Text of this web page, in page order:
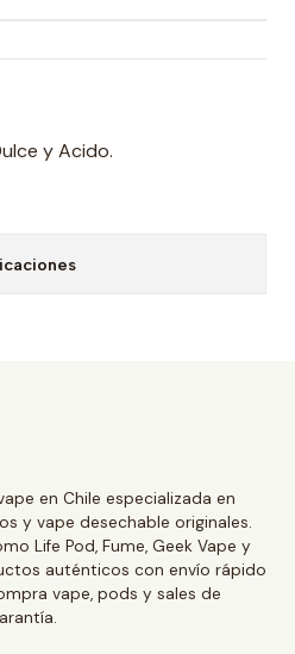
y Acido.
en Chile especializada en
y vape desechable originales.
Life Pod, Fume, Geek Vape y
auténticos con envío rápido
vape, pods y sales de